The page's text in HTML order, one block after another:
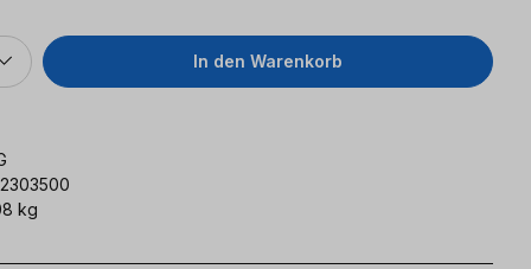
In den Warenkorb
kg